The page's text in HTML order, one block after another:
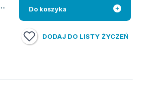
Do koszyka
DODAJ DO LISTY ŻYCZEŃ